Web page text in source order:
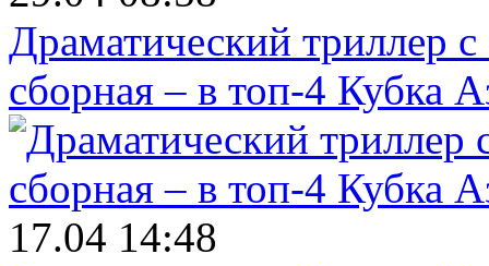
Драматический триллер
сборная – в топ-4 Кубка
17.04 14:48